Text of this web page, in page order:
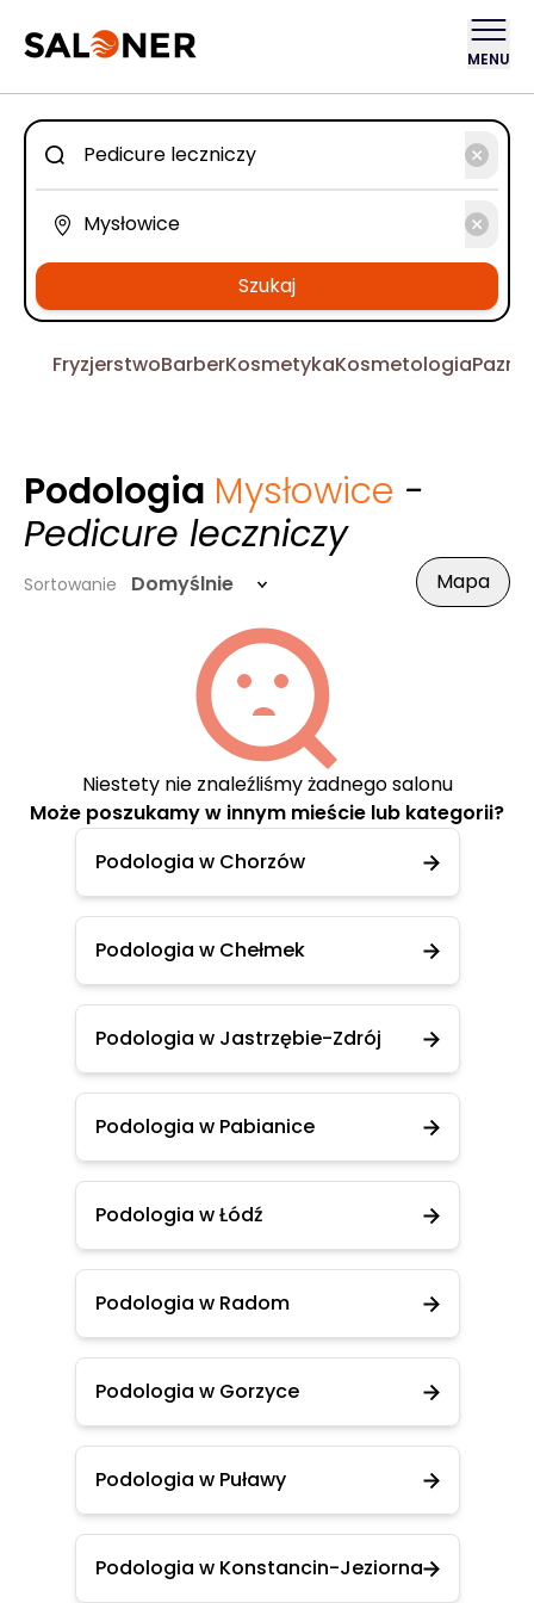
MENU
Szukaj
FryzjerstwoBarberKosmetykaKosmetologia
Podologia Mysłowice -
Pedicure leczniczy
Sortowanie Domyślnie Mapa
Niestety nie znaleźliśmy żadnego salonu
Może poszukamy w innym mieście lub kategorii?
Podologia w Chorzów
Podologia w Chełmek
Podologia w Jastrzębie-Zdrój
Podologia w Pabianice
Podologia w Łódź
Podologia w Radom
Podologia w Gorzyce
Podologia w Puławy
Podologia w Konstancin-Jeziorna